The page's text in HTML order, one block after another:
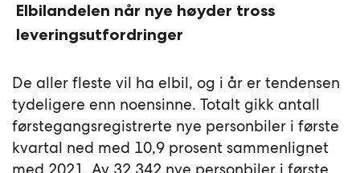
Elbilandelen når nye høyder tross
leveringsutfordringer
De aller fleste vil ha elbil, og i år er tendensen
tydeligere enn noensinne. Totalt gikk antall
førstegangsregistrerte nye personbiler i første
kvartal ned med 10,9 prosent sammenlignet